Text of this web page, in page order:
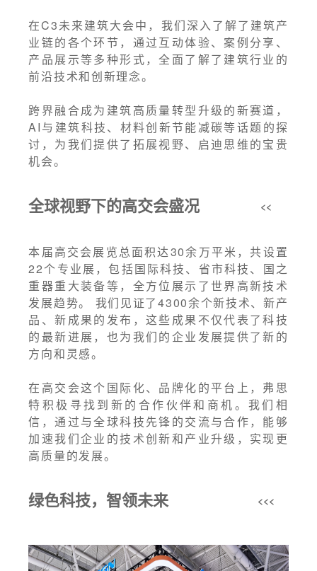
在C3未来建筑大会中，我们深入了解了建筑产
业链的各个环节，通过互动体验、案例分享、
产品展示等多种形式，全面了解了建筑行业的
前沿技术和创新理念。
跨界融合成为建筑高质量转型升级的新赛道，
AI与建筑科技、材料创新节能减碳等话题的探
讨，为我们提供了拓展视野、启迪思维的宝贵
机会。
全球视野下的高交会盛况 <<
本届高交会展览总面积达30余万平米，共设置
22个专业展，包括国际科技、省市科技、国之
重器重大装备等，全方位展示了世界高新技术
发展趋势。 我们见证了4300余个新技术、新产
品、新成果的发布，这些成果不仅代表了科技
的最新进展，也为我们的企业发展提供了新的
方向和灵感。
在高交会这个国际化、品牌化的平台上，弗思
特积极寻找到新的合作伙伴和商机。我们相
信，通过与全球科技先锋的交流与合作，能够
加速我们企业的技术创新和产业升级，实现更
高质量的发展。
绿色科技，智领未来 <<<